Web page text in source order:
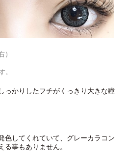
。
っかりしたフチがくっきり大きな瞳
色してくれていて、グレーカラコン
る事もありません。